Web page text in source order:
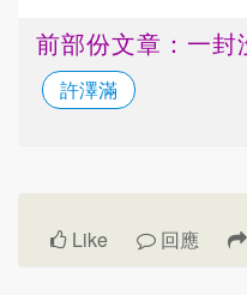
前部份文章：一封
許澤滿
Like 回應